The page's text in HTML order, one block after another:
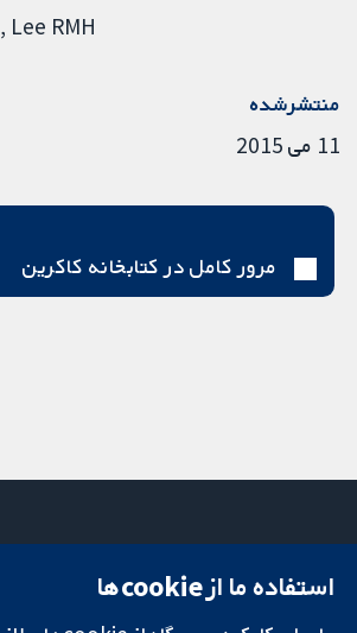
Lee RMH
منتشرشده
11 می 2015
مرور کامل در کتابخانه کاکرین
میدان کاوندیش
استفاده ما از cookie‌ها